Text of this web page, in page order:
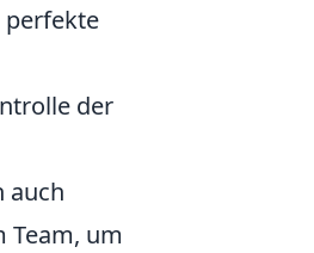
perfekte
der
auch
Team, um